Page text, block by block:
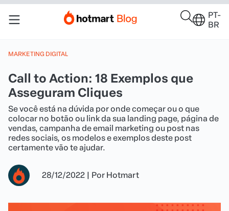
PT-
BR
MARKETING DIGITAL
Call to Action: 18 Exemplos que
Asseguram Cliques
Se você está na dúvida por onde começar ou o que
colocar no botão ou link da sua landing page, página de
vendas, campanha de email marketing ou post nas
redes sociais, os modelos e exemplos deste post
certamente vão te ajudar.
28/12/2022 | Por Hotmart